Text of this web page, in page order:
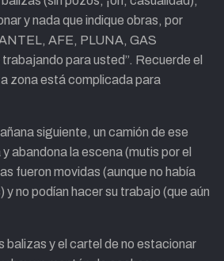
y nada que indique obras, por
AFE, PLUNA, GAS
para usted”. Recuerde el
zona está complicada para
siguiente, un camión de ese
abandona la escena (mutis por el
fueron movidas (aunque no había
no podían hacer su trabajo (que aún
balizas y el cartel de no estacionar